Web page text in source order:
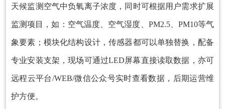
天候监测空气中负氧离子浓度，同时可根据用户需求扩展
监测项目，如：空气温度、空气湿度、PM2.5、PM10等气
象要素；模块化结构设计，传感器都可以单独替换，配备
专业安装支架，现场可通过LED屏幕直接读取数据，亦可
远程云平台/WEB/微信公众号实时查看数据，后期运营维
护方便。